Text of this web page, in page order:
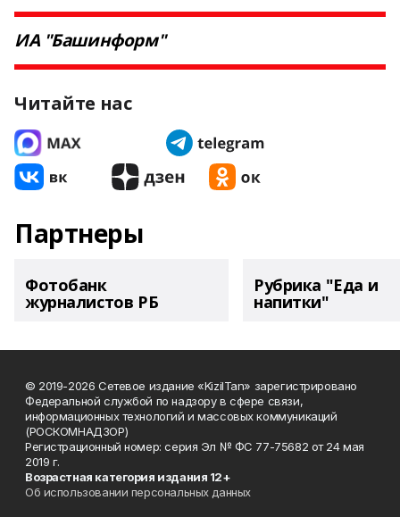
ИА "Башинформ"
Читайте нас
Партнеры
Фотобанк
журналистов РБ
Рубрика "Еда и
напитки"
© 2019-2026 Сетевое издание «KizilTan» зарегистрировано
Федеральной службой по надзору в сфере связи,
информационных технологий и массовых коммуникаций
(РОСКОМНАДЗОР)
Регистрационный номер: серия Эл № ФС 77-75682 от 24 мая
2019 г.
Возрастная категория издания 12+
Об использовании персональных данных